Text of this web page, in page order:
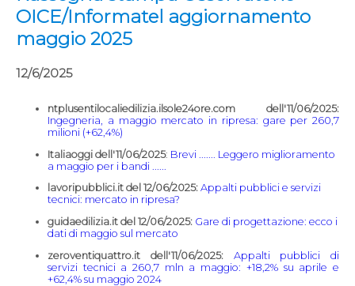
OICE/Informatel aggiornamento
maggio 2025
12/6/2025
ntplusentilocaliedilizia.ilsole24ore.com dell'11/06/2025:
Ingegneria, a maggio mercato in ripresa: gare per 260,7
milioni (+62,4%)
Italiaoggi dell'11/06/2025: Brevi ....... Leggero miglioramento
a maggio per i bandi ......
lavoripubblici.it del 12/06/2025: Appalti pubblici e servizi
tecnici: mercato in ripresa?
guidaedilizia.it del 12/06/2025: Gare di progettazione: ecco i
dati di maggio sul mercato
zeroventiquattro.it dell'11/06/2025:
Appalti pubblici di
servizi tecnici a 260,7 mln a maggio: +18,2% su aprile e
+62,4% su maggio 2024